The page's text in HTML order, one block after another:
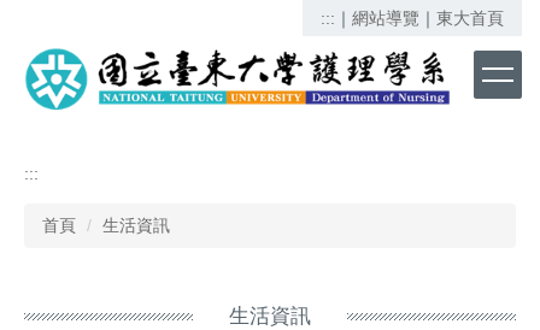
主
要
區
::: ｜ 網站導覽 ｜ 東大首頁
:::
首頁 生活資訊
生活資訊